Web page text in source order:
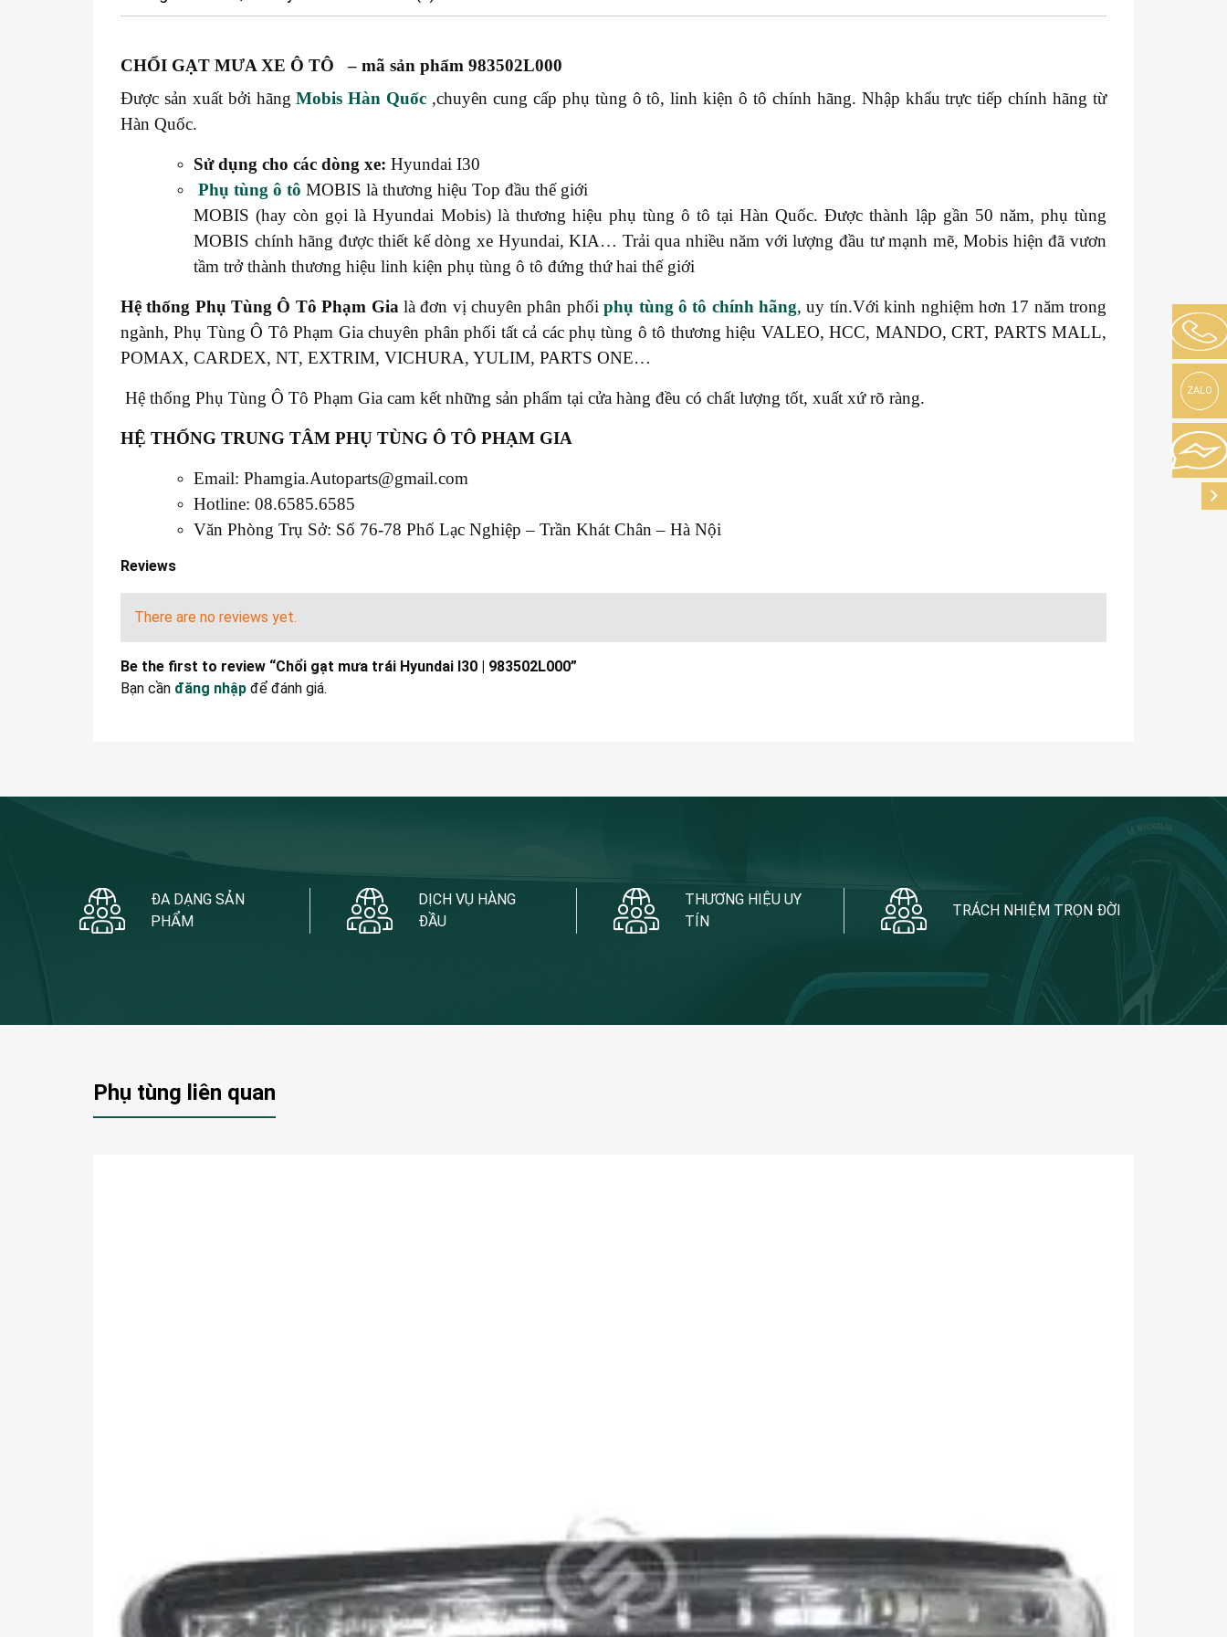
CHỔI GẠT MƯA XE Ô TÔ – mã sản phẩm 983502L000
Được sản xuất bởi hãngMobis Hàn Quốc ,chuyên cung cấp phụ tùng ô tô, linh kiện ô tô chính hãng. Nhập khẩu trực tiếp chính hãng từ
Hàn Quốc.
Sử dụng cho các dòng xe: Hyundai I30
Phụ tùng ô tô MOBIS là thương hiệu Top đầu thế giới
MOBIS (hay còn gọi là Hyundai Mobis) là thương hiệu phụ tùng ô tô tại Hàn Quốc. Được thành lập gần 50 năm, phụ tùng
MOBIS chính hãng được thiết kế dòng xe Hyundai, KIA… Trải qua nhiều năm với lượng đầu tư mạnh mẽ, Mobis hiện đã vươn
tầm trở thành thương hiệu linh kiện phụ tùng ô tô đứng thứ hai thế giới
Hệ thống Phụ Tùng Ô Tô Phạm Gia là đơn vị chuyên phân phốiphụ tùng ô tô chính hãng, uy tín.Với kinh nghiệm hơn 17 năm trong
ngành, Phụ Tùng Ô Tô Phạm Gia chuyên phân phối tất cả các phụ tùng ô tô thương hiệu VALEO, HCC, MANDO, CRT, PARTS MALL,
POMAX, CARDEX, NT, EXTRIM, VICHURA, YULIM, PARTS ONE…
Hệ thống Phụ Tùng Ô Tô Phạm Gia cam kết những sản phẩm tại cửa hàng đều có chất lượng tốt, xuất xứ rõ ràng.
HỆ THỐNG TRUNG TÂM PHỤ TÙNG Ô TÔ PHẠM GIA
Email: Phamgia.Autoparts@gmail.com
Hotline: 08.6585.6585
Văn Phòng Trụ Sở: Số 76-78 Phố Lạc Nghiệp – Trần Khát Chân – Hà Nội
Reviews
There are no reviews yet.
Be the first to review “Chổi gạt mưa trái Hyundai I30 | 983502L000”
Bạn cần đăng nhập để đánh giá.
ĐA DẠNG SẢN
PHẨM
DỊCH VỤ HÀNG
ĐẦU
THƯƠNG HIỆU UY
TÍN
TRÁCH NHIỆM TRỌN ĐỜI
Phụ tùng liên quan
ZALO